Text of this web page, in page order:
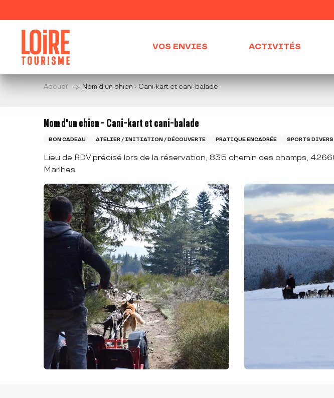
au
contenu
VOS ENVIES ACTIVITÉS
Accueil Nom d'un chien - Cani-kart et cani-balade
Nom d'un chien - Cani-kart et cani-balade
BON CADEAU ATELIER / INITIATION / DÉCOUVERTE PRATIQUE ENCADRÉE SPORTS DIVERS
Lieu de RDV précisé lors de la réservation, 835 chemin des champs,
Marlhes